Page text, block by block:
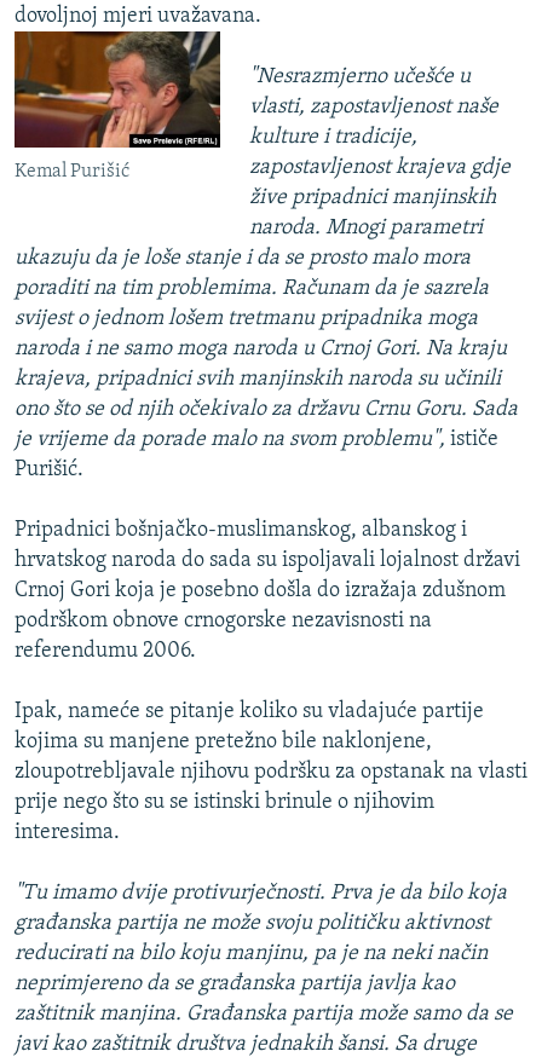
dovoljnoj mjeri uvažavana.
Kemal Purišić
"Nesrazmjerno učešće u
vlasti, zapostavljenost naše
kulture i tradicije,
zapostavljenost krajeva gdje
žive pripadnici manjinskih
naroda. Mnogi parametri
ukazuju da je loše stanje i da se prosto malo mora
poraditi na tim problemima. Računam da je sazrela
svijest o jednom lošem tretmanu pripadnika moga
naroda i ne samo moga naroda u Crnoj Gori. Na kraju
krajeva, pripadnici svih manjinskih naroda su učinili
ono što se od njih očekivalo za državu Crnu Goru. Sada
je vrijeme da porade malo na svom problemu", ističe
Purišić.
Pripadnici bošnjačko-muslimanskog, albanskog i
hrvatskog naroda do sada su ispoljavali lojalnost državi
Crnoj Gori koja je posebno došla do izražaja zdušnom
podrškom obnove crnogorske nezavisnosti na
referendumu 2006.
Ipak, nameće se pitanje koliko su vladajuće partije
kojima su manjene pretežno bile naklonjene,
zloupotrebljavale njihovu podršku za opstanak na vlasti
prije nego što su se istinski brinule o njihovim
interesima.
"Tu imamo dvije protivurječnosti. Prva je da bilo koja
građanska partija ne može svoju političku aktivnost
reducirati na bilo koju manjinu, pa je na neki način
neprimjereno da se građanska partija javlja kao
zaštitnik manjina. Građanska partija može samo da se
javi kao zaštitnik društva jednakih šansi. Sa druge